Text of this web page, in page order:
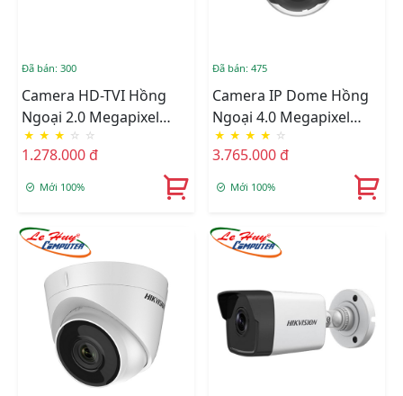
Đã bán: 300
Camera HD-TVI Hồng
Ngoại 2.0 Megapixel
HIKVISION DS-
2CE10DFT-F
★ ★ ★ ☆ ☆
1.278.000 đ
Mới 100%
Đã bán: 475
Camera IP Dome Hồng
Ngoại 4.0 Megapixel
HIKVISION DS-
2CD2143G0-IU
★ ★ ★ ★ ☆
3.765.000 đ
Mới 100%